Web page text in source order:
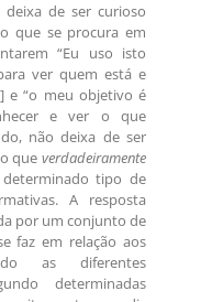
de ser curioso
que se procura em
“Eu uso isto
ver quem está e
e “o meu objetivo é
e ver o que
não deixa de ser
que verdadeiramente
tipo de
A resposta
por um conjunto de
faz em relação aos
as diferentes
determinadas